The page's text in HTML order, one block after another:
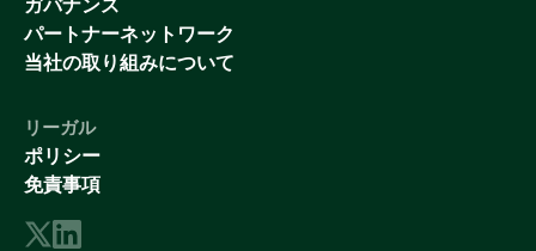
ガバナンス
パートナーネットワーク
当社の取り組みについて
リーガル
ポリシー
免責事項